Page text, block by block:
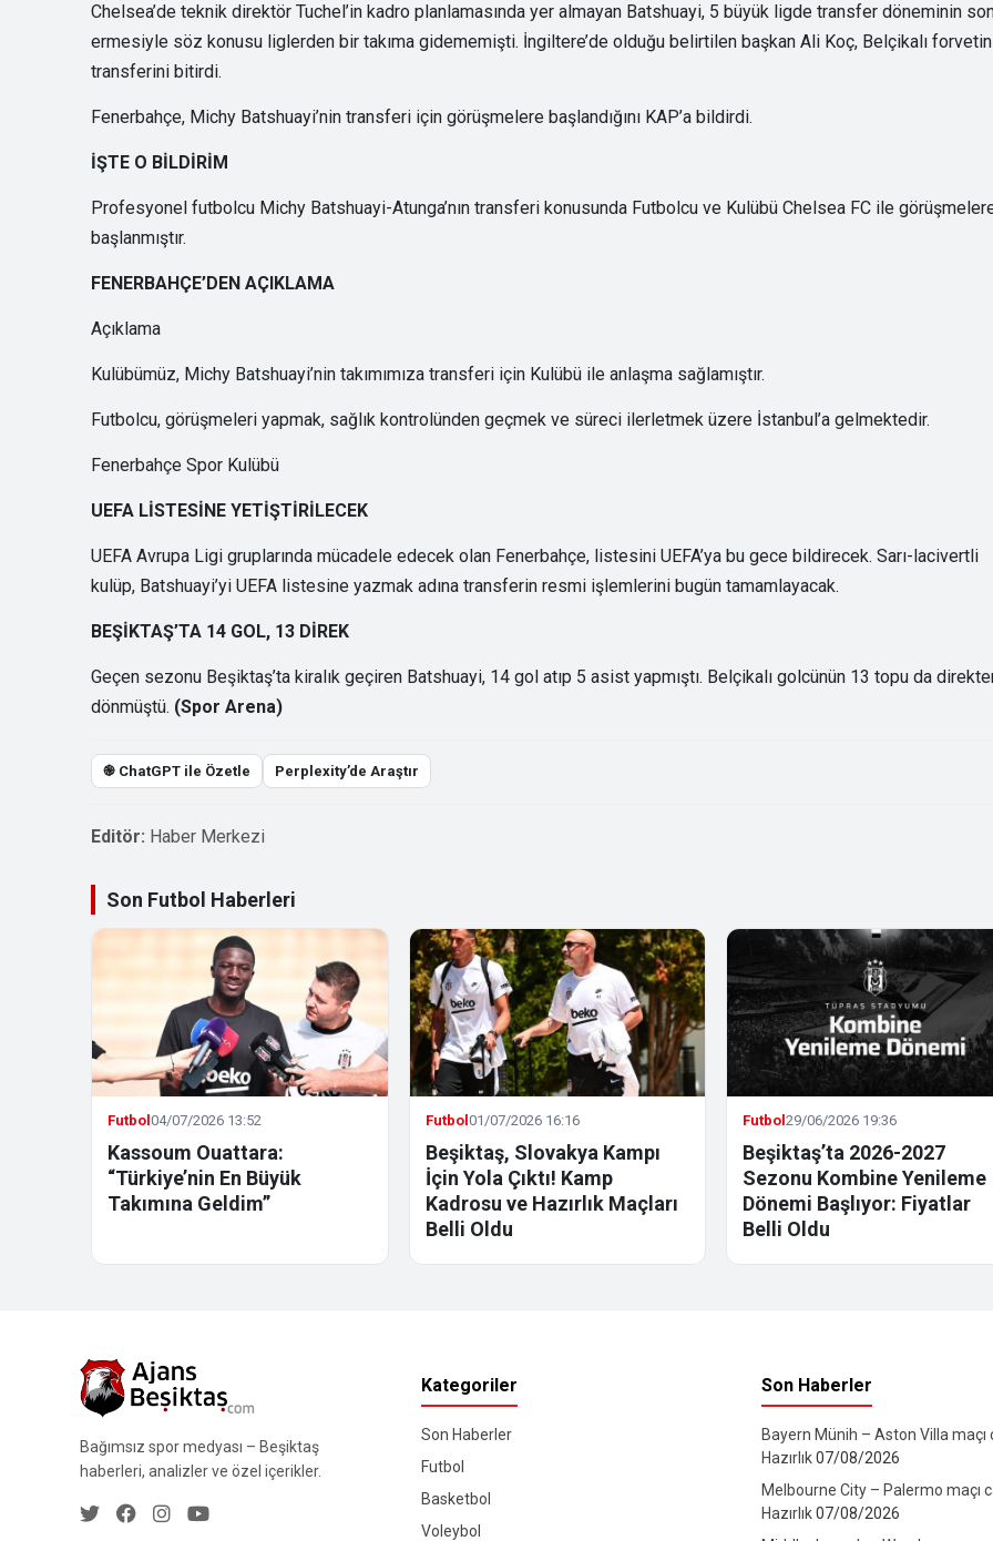
Chelsea’de teknik direktör Tuchel’in kadro planlamasında yer almayan Batshuayi, 5 büyük ligde transfer döneminin
ermesiyle söz konusu liglerden bir takıma gidememişti. İngiltere’de olduğu belirtilen başkan Ali Koç, Belçikalı forvetin
transferini bitirdi.
Fenerbahçe, Michy Batshuayi’nin transferi için görüşmelere başlandığını KAP’a bildirdi.
İŞTE O BİLDİRİM
Profesyonel futbolcu Michy Batshuayi-Atunga’nın transferi konusunda Futbolcu ve Kulübü Chelsea FC ile
başlanmıştır.
FENERBAHÇE’DEN AÇIKLAMA
Açıklama
Kulübümüz, Michy Batshuayi’nin takımımıza transferi için Kulübü ile anlaşma sağlamıştır.
Futbolcu, görüşmeleri yapmak, sağlık kontrolünden geçmek ve süreci ilerletmek üzere İstanbul’a gelmektedir.
Fenerbahçe Spor Kulübü
UEFA LİSTESİNE YETİŞTİRİLECEK
UEFA Avrupa Ligi gruplarında mücadele edecek olan Fenerbahçe, listesini UEFA’ya bu gece bildirecek. Sarı-lacivertli
kulüp, Batshuayi’yi UEFA listesine yazmak adına transferin resmi işlemlerini bugün tamamlayacak.
BEŞİKTAŞ’TA 14 GOL, 13 DİREK
Geçen sezonu Beşiktaş’ta kiralık geçiren Batshuayi, 14 gol atıp 5 asist yapmıştı. Belçikalı golcünün 13 topu da
dönmüştü. (Spor Arena)
֎ ChatGPT ile Özetle Perplexity’de Araştır
Editör: Haber Merkezi
Son Futbol Haberleri
Futbol04/07/2026 13:52
Kassoum Ouattara:
“Türkiye’nin En Büyük
Takımına Geldim”
Futbol01/07/2026 16:16
Beşiktaş, Slovakya Kampı
İçin Yola Çıktı! Kamp
Kadrosu ve Hazırlık Maçları
Belli Oldu
Futbol29/06/2026 19:36
Beşiktaş’ta 2026-2027
Sezonu Kombine Yenileme
Dönemi Başlıyor: Fiyatlar
Belli Oldu
Bağımsız spor medyası – Beşiktaş
haberleri, analizler ve özel içerikler.
Kategoriler
Son Haberler
Futbol
Basketbol
Voleybol
Son Haberler
Bayern Münih – Aston Villa maçı
Hazırlık07/08/2026
Melbourne City – Palermo maçı
Hazırlık07/08/2026